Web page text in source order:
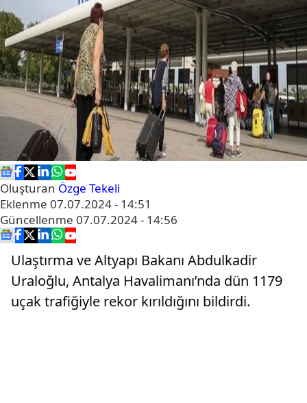
Oluşturan Özge Tekeli
Eklenme 07.07.2024 - 14:51
Güncellenme 07.07.2024 - 14:56
Ulaştırma ve Altyapı Bakanı Abdulkadir
Uraloğlu, Antalya Havalimanı’nda dün 1179
uçak trafiğiyle rekor kırıldığını bildirdi.